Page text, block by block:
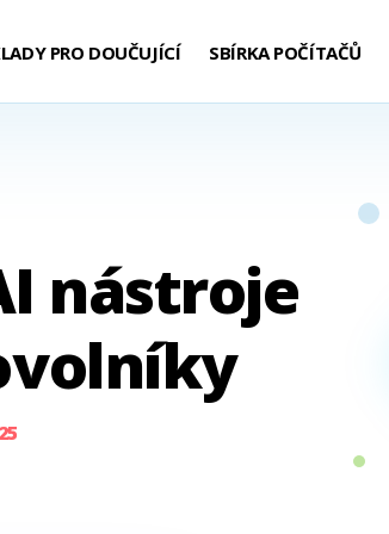
PRO DOUČUJÍCÍ SBÍRKA POČÍTAČŮ
nástroje